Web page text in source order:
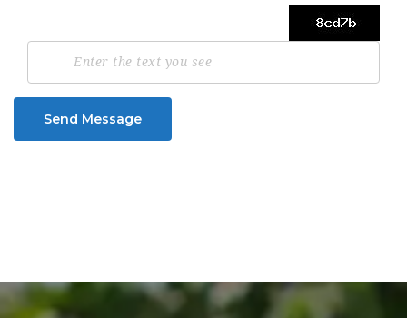
Send Message